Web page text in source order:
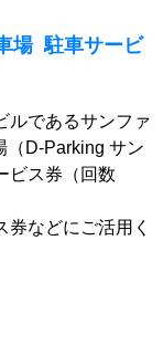
場 駐車サービ
ルであるサンファ
（D-Parking サン
ビス券（回数
などにご活用く